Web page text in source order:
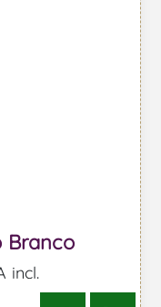
Branco
incl.